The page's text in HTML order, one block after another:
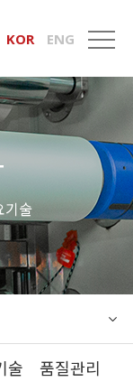
KOR ENG
기술
술 품질관리